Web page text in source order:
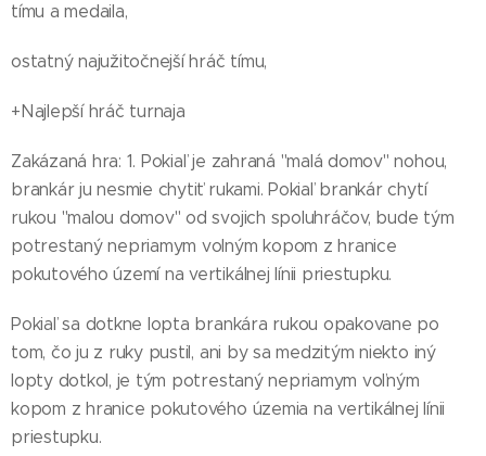
tímu a medaila,
ostatný najužitočnejší hráč tímu,
+Najlepší hráč turnaja
Zakázaná hra: 1. Pokiaľ je zahraná "malá domov" nohou,
brankár ju nesmie chytiť rukami. Pokiaľ brankár chytí
rukou "malou domov" od svojich spoluhráčov, bude tým
potrestaný nepriamym volným kopom z hranice
pokutového území na vertikálnej línii priestupku.
Pokiaľ sa dotkne lopta brankára rukou opakovane po
tom, čo ju z ruky pustil, ani by sa medzitým niekto iný
lopty dotkol, je tým potrestaný nepriamym voľným
kopom z hranice pokutového územia na vertikálnej línii
priestupku.